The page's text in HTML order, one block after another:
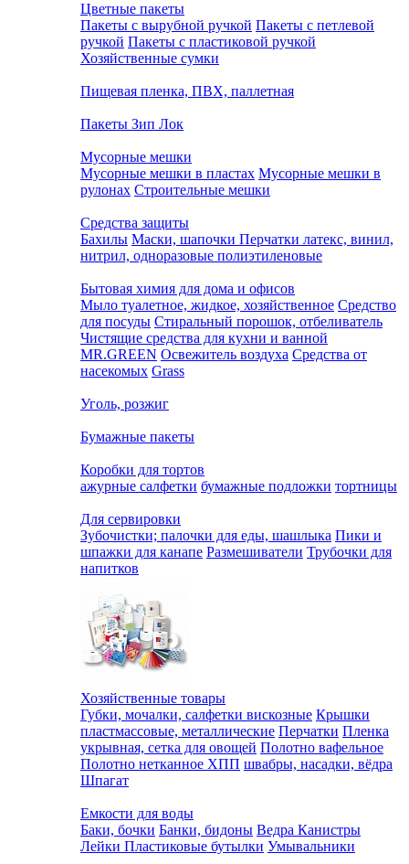
Цветные пакеты
Пакеты с вырубной ручкой Пакеты с петлевой
ручкой Пакеты с пластиковой ручкой
Хозяйственные сумки
Пищевая пленка, ПВХ, паллетная
Пакеты Зип Лок
Мусорные мешки
Мусорные мешки в пластах Мусорные мешки в
рулонах Строительные мешки
Средства защиты
Бахилы Маски, шапочки Перчатки латекс, винил,
нитрил, одноразовые полиэтиленовые
Бытовая химия для дома и офисов
Мыло туалетное, жидкое, хозяйственное Средство
для посуды Стиральный порошок, отбеливатель
Чистящие средства для кухни и ванной
MR.GREEN Освежитель воздуха Средства от
насекомых Grass
Уголь, розжиг
Бумажные пакеты
Коробки для тортов
ажурные салфетки бумажные подложки тортницы
Для сервировки
Зубочистки; палочки для еды, шашлыка Пики и
шпажки для канапе Размешиватели Трубочки для
напитков
Хозяйственные товары
Губки, мочалки, салфетки вискозные Крышки
пластмассовые, металлические Перчатки Пленка
укрывная, сетка для овощей Полотно вафельное
Полотно нетканное ХПП швабры, насадки, вёдра
Шпагат
Емкости для воды
Баки, бочки Банки, бидоны Ведра Канистры
Лейки Пластиковые бутылки Умывальники